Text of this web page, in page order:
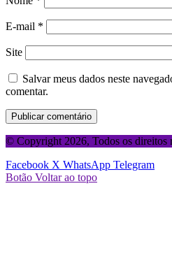
E-mail *
Site
Salvar meus dados neste
comentar.
© Copyright 2026, Todos os direitos
Facebook X WhatsApp Telegram
Botão Voltar ao topo